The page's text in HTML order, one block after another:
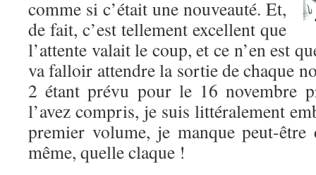
comme si c’était une nouveauté. Et,
de fait, c’est tellement excellent que
l’attente valait le coup, et ce n’en est
va falloir attendre la sortie de chaque
2 étant prévu pour le 16 novembre
l’avez compris, je suis littéralement
premier volume, je manque peut-
même, quelle claque !